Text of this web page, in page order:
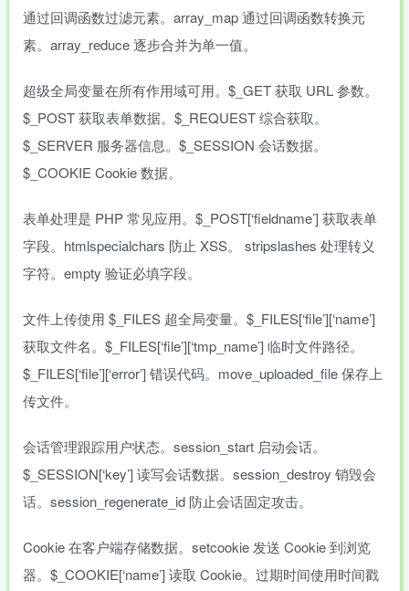
通过回调函数过滤元素。array_map 通过回调函数转换元
素。array_reduce 逐步合并为单一值。
超级全局变量在所有作用域可用。$_GET 获取 URL 参数。
$_POST 获取表单数据。$_REQUEST 综合获取。
$_SERVER 服务器信息。$_SESSION 会话数据。
$_COOKIE Cookie 数据。
表单处理是 PHP 常见应用。$_POST[‘fieldname’] 获取表单
字段。htmlspecialchars 防止 XSS。 stripslashes 处理转义
字符。empty 验证必填字段。
文件上传使用 $_FILES 超全局变量。$_FILES[‘file’][‘name’]
获取文件名。$_FILES[‘file’][‘tmp_name’] 临时文件路径。
$_FILES[‘file’][‘error’] 错误代码。move_uploaded_file 保存上
传文件。
会话管理跟踪用户状态。session_start 启动会话。
$_SESSION[‘key’] 读写会话数据。session_destroy 销毁会
话。session_regenerate_id 防止会话固定攻击。
Cookie 在客户端存储数据。setcookie 发送 Cookie 到浏览
器。$_COOKIE[‘name’] 读取 Cookie。过期时间使用时间戳